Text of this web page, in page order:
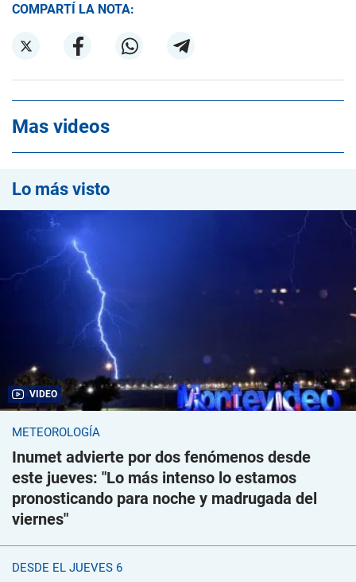
COMPARTÍ LA NOTA:
Mas videos
Lo más visto
VIDEO
METEOROLOGÍA
Inumet advierte por dos fenómenos desde
este jueves: "Lo más intenso lo estamos
pronosticando para noche y madrugada del
viernes"
DESDE EL JUEVES 6